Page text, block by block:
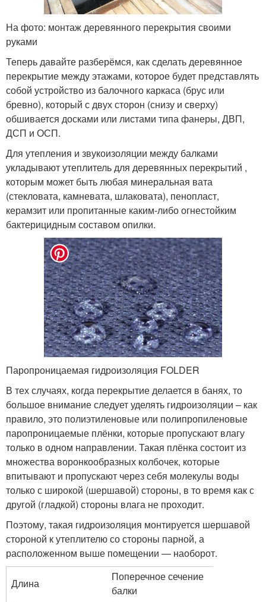
На фото: монтаж деревянного перекрытия своими
руками
Теперь давайте разберёмся, как сделать деревянное
перекрытие между этажами, которое будет представлять
собой устройство из балочного каркаса (брус или
бревно), который с двух сторон (снизу и сверху)
обшивается досками или листами типа фанеры, ДВП,
ДСП и ОСП.
Для утепления и звукоизоляции между балками
укладывают утеплитель для деревянных перекрытий ,
которым может быть любая минеральная вата
(стекловата, камневата, шлаковата), пенопласт,
керамзит или пропитанные каким-либо огнестойким
бактерицидным составом опилки.
Паропроницаемая гидроизоляция FOLDER
В тех случаях, когда перекрытие делается в банях, то
большое внимание следует уделять гидроизоляции – как
правило, это полиэтиленовые или полипропиленовые
паропроницаемые плёнки, которые пропускают влагу
только в одном направлении. Такая плёнка состоит из
множества воронкообразных колбочек, которые
впитывают и пропускают через себя молекулы воды
только с широкой (шершавой) стороны, в то время как с
другой (гладкой) стороны влага не проходит.
Поэтому, такая гидроизоляция монтируется шершавой
стороной к утеплителю со стороны парной, а
расположенном выше помещении — наоборот.
Длина
Поперечное сечение
балки